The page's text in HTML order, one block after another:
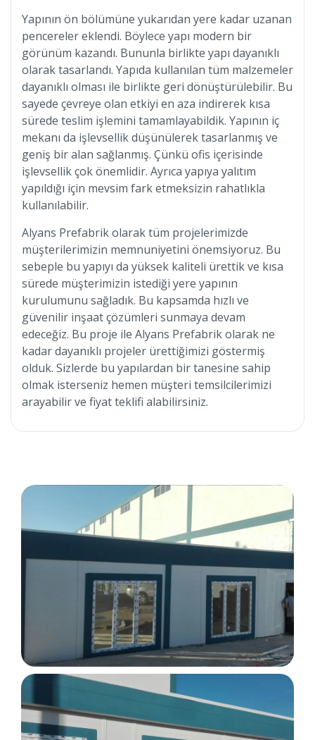
Yapının ön bölümüne yukarıdan yere kadar uzanan
pencereler eklendi. Böylece yapı modern bir
görünüm kazandı. Bununla birlikte yapı dayanıklı
olarak tasarlandı. Yapıda kullanılan tüm malzemeler
dayanıklı olması ile birlikte geri dönüştürülebilir. Bu
sayede çevreye olan etkiyi en aza indirerek kısa
sürede teslim işlemini tamamlayabildik. Yapının iç
mekanı da işlevsellik düşünülerek tasarlanmış ve
geniş bir alan sağlanmış. Çünkü ofis içerisinde
işlevsellik çok önemlidir. Ayrıca yapıya yalıtım
yapıldığı için mevsim fark etmeksizin rahatlıkla
kullanılabilir.
Alyans Prefabrik olarak tüm projelerimizde
müşterilerimizin memnuniyetini önemsiyoruz. Bu
sebeple bu yapıyı da yüksek kaliteli ürettik ve kısa
sürede müşterimizin istediği yere yapının
kurulumunu sağladık. Bu kapsamda hızlı ve
güvenilir inşaat çözümleri sunmaya devam
edeceğiz. Bu proje ile Alyans Prefabrik olarak ne
kadar dayanıklı projeler ürettiğimizi göstermiş
olduk. Sizlerde bu yapılardan bir tanesine sahip
olmak isterseniz hemen müşteri temsilcilerimizi
arayabilir ve fiyat teklifi alabilirsiniz.